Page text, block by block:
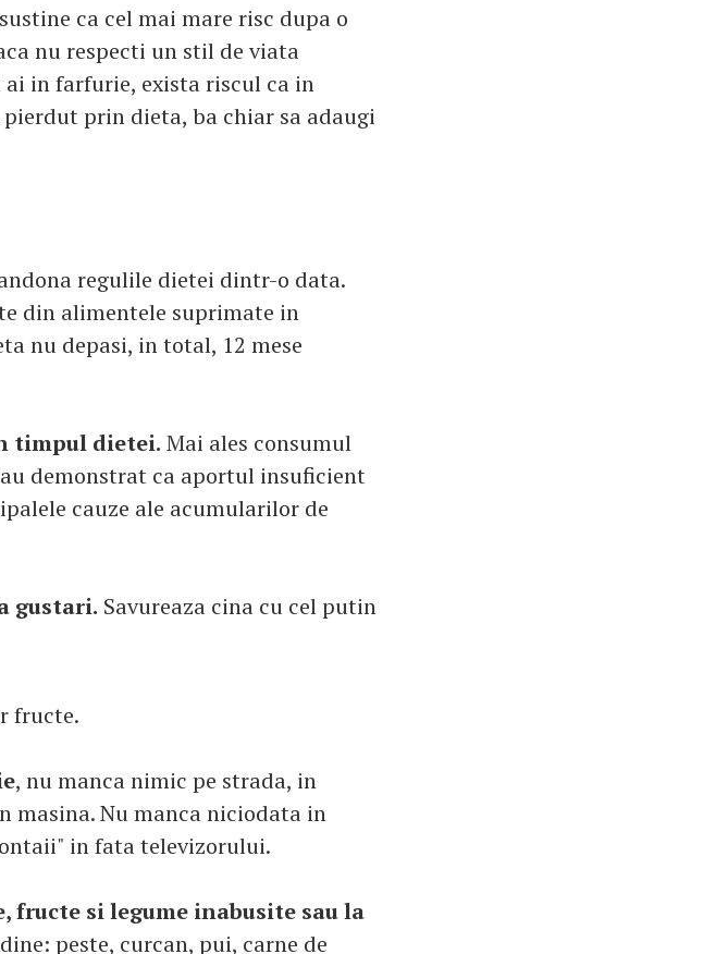
ca cel mai mare risc dupa o
nu respecti un stil de viata
in farfurie, exista riscul ca in
prin dieta, ba chiar sa adaugi
regulile dietei dintr-o data.
din alimentele suprimate in
nu depasi, in total, 12 mese
timpul dietei. Mai ales consumul
demonstrat ca aportul insuficient
cauze ale acumularilor de
gustari. Savureaza cina cu cel putin
fructe.
, nu manca nimic pe strada, in
masina. Nu manca niciodata in
in fata televizorului.
fructe si legume inabusite sau la
peste, curcan, pui, carne de